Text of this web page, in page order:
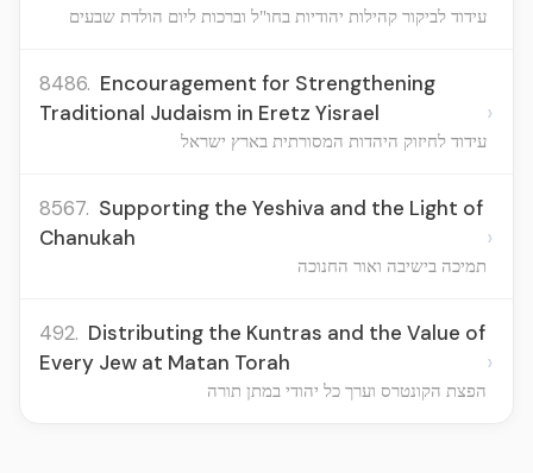
עידוד לביקור קהילות יהודיות בחו"ל וברכות ליום הולדת שבעים
8486. Encouragement for Strengthening
Traditional Judaism in Eretz Yisrael
עידוד לחיזוק היהדות המסורתית בארץ ישראל
›
8567. Supporting the Yeshiva and the Light of
Chanukah
תמיכה בישיבה ואור החנוכה
›
492. Distributing the Kuntras and the Value of
Every Jew at Matan Torah
הפצת הקונטרס וערך כל יהודי במתן תורה
›